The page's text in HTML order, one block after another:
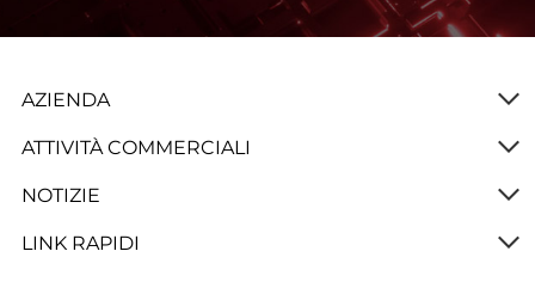
AZIENDA
ATTIVITÀ COMMERCIALI
NOTIZIE
LINK RAPIDI